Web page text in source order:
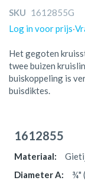
SKU 1612855G
Log in voor prijs·
Het gegoten
twee buizen
buiskoppeling is
buisdiktes.
1612855
¾"